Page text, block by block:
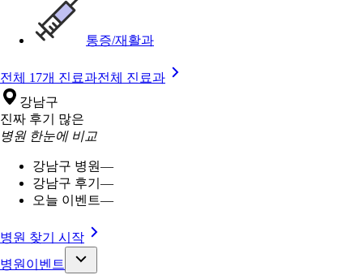
통증/재활과
전체 17개 진료과전체 진료과
강남구
진짜 후기 많은
병원 한눈에 비교
강남구 병원—
강남구 후기 —
오늘 이벤트—
병원 찾기 시작
병원이벤트